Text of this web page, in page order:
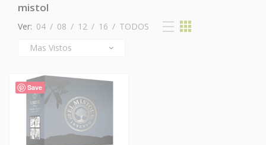
mistol
Ver: 04 / 08 / 12 / 16 / TODOS
Save